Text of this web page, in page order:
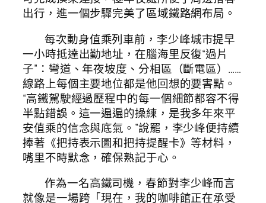
出行，進一個步驟完美了區域鐵路網布局。
每次動身值乘列車前，李少峰城市提早
一小時抵達出勤地址，在腦海里反復“過片
子”：彎道、年夜坡度、分相區（斷電區）……
線路上每個主要地位都是他回想的要害點。
“高鐵駕駛經過歷程中的每一個細節都容不得
半點錯誤。這一遍遍的操練，是我多年來平
安值乘的信念與底氣。”說罷，李少峰便持續
捧著《把持表示圖和把持提醒卡》等材料，
嘴里不時默念，確保熟記于心。
作為一名高鐵司機，春節對李少峰而言
就像是一場跨「現在，我的咖啡館正在承受